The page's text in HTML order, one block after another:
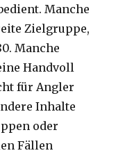
Manche
Zielgruppe,
Manche
Handvoll
für Angler
Inhalte
oder
Fällen